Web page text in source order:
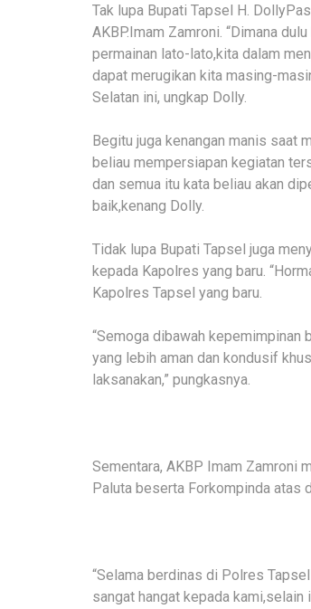
Tak lupa Bupati Tapsel H.
AKBP.Imam Zamroni. “Dimana
permainan lato-lato,kita dalam
dapat merugikan kita masing-
Selatan ini, ungkap Dolly.
Begitu juga kenangan manis saat
beliau mempersiapan kegiatan
dan semua itu kata beliau akan
baik,kenang Dolly.
Tidak lupa Bupati Tapsel juga
kepada Kapolres yang baru.
Kapolres Tapsel yang baru.
“Semoga dibawah kepemimpinan
yang lebih aman dan kondusif
laksanakan,” pungkasnya.
Sementara, AKBP Imam Zamroni
Paluta beserta Forkompinda atas
“Selama berdinas di Polres
sangat hangat kepada